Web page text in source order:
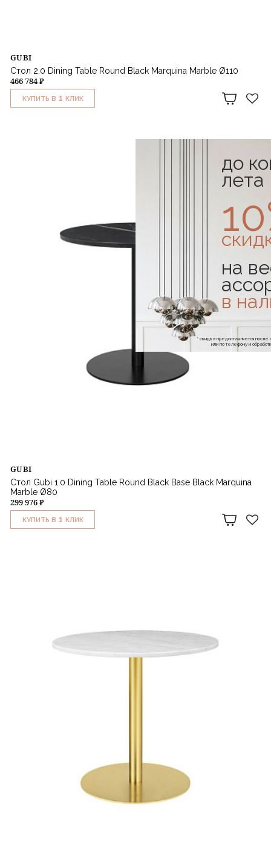
GUBI
Стол 2.0 Dining Table Round Black Marquina Marble Ø110
466 784 ₽
КУПИТЬ В 1 КЛИК
GUBI
Стол Gubi 1.0 Dining Table Round Black Base Black Marquina
Marble Ø80
299 976 ₽
КУПИТЬ В 1 КЛИК
до
лета
на
в
* скидка предоставляется
или по телефону и